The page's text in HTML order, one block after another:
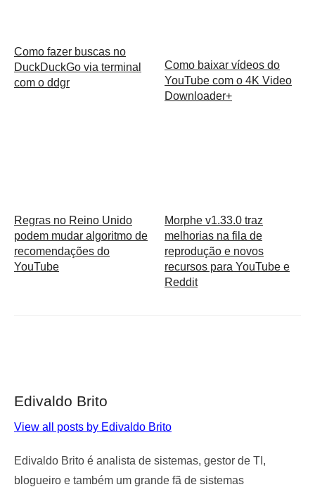
Como fazer buscas no
DuckDuckGo via terminal
com o ddgr
Como baixar vídeos do
YouTube com o 4K Video
Downloader+
Regras no Reino Unido
podem mudar algoritmo de
recomendações do
YouTube
Morphe v1.33.0 traz
melhorias na fila de
reprodução e novos
recursos para YouTube e
Reddit
Edivaldo Brito
View all posts by Edivaldo Brito
Edivaldo Brito é analista de sistemas, gestor de TI,
blogueiro e também um grande fã de sistemas